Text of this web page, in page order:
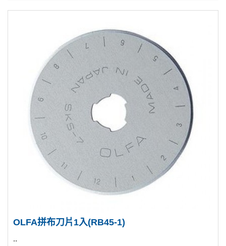
OLFA拼布刀片1入(RB45-1)
..